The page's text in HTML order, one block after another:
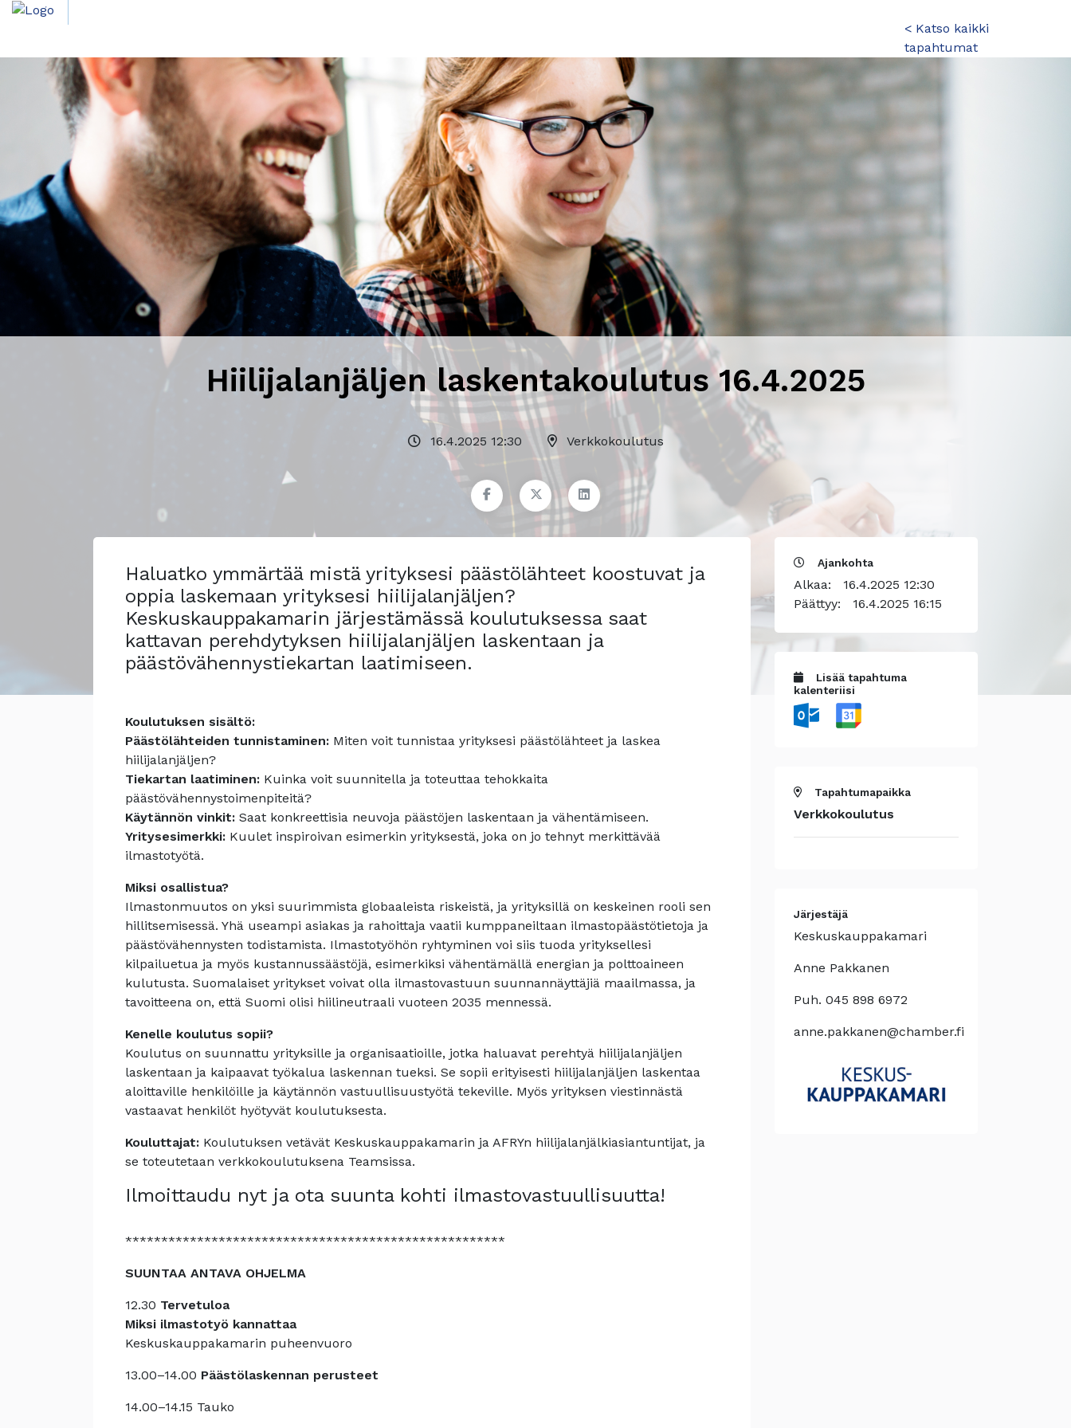
< Katso kaikki
tapahtumat
Hiilijalanjäljen laskentakoulutus 16.4.2025
16.4.2025 12:30 Verkkokoulutus
Haluatko ymmärtää mistä yrityksesi päästölähteet koostuvat ja
oppia laskemaan yrityksesi hiilijalanjäljen?
Keskuskauppakamarin järjestämässä koulutuksessa saat
kattavan perehdytyksen hiilijalanjäljen laskentaan ja
päästövähennystiekartan laatimiseen.
Koulutuksen sisältö:
Päästölähteiden tunnistaminen: Miten voit tunnistaa yrityksesi päästölähteet ja laskea
hiilijalanjäljen?
Tiekartan laatiminen: Kuinka voit suunnitella ja toteuttaa tehokkaita
päästövähennystoimenpiteitä?
Käytännön vinkit: Saat konkreettisia neuvoja päästöjen laskentaan ja vähentämiseen.
Yritysesimerkki: Kuulet inspiroivan esimerkin yrityksestä, joka on jo tehnyt merkittävää
ilmastotyötä.
Miksi osallistua?
Ilmastonmuutos on yksi suurimmista globaaleista riskeistä, ja yrityksillä on keskeinen rooli sen
hillitsemisessä. Yhä useampi asiakas ja rahoittaja vaatii kumppaneiltaan ilmastopäästötietoja ja
päästövähennysten todistamista. Ilmastotyöhön ryhtyminen voi siis tuoda yrityksellesi
kilpailuetua ja myös kustannussäästöjä, esimerkiksi vähentämällä energian ja polttoaineen
kulutusta. Suomalaiset yritykset voivat olla ilmastovastuun suunnannäyttäjiä maailmassa, ja
tavoitteena on, että Suomi olisi hiilineutraali vuoteen 2035 mennessä.
Kenelle koulutus sopii?
Koulutus on suunnattu yrityksille ja organisaatioille, jotka haluavat perehtyä hiilijalanjäljen
laskentaan ja kaipaavat työkalua laskennan tueksi. Se sopii erityisesti hiilijalanjäljen laskentaa
aloittaville henkilöille ja käytännön vastuullisuustyötä tekeville. Myös yrityksen viestinnästä
vastaavat henkilöt hyötyvät koulutuksesta.
Kouluttajat: Koulutuksen vetävät Keskuskauppakamarin ja AFRYn hiilijalanjälkiasiantuntijat, ja
se toteutetaan verkkokoulutuksena Teamsissa.
Ilmoittaudu nyt ja ota suunta kohti ilmastovastuullisuutta!
*****************************************************
SUUNTAA ANTAVA OHJELMA
12.30 Tervetuloa
Miksi ilmastotyö kannattaa
Keskuskauppakamarin puheenvuoro
13.00–14.00 Päästölaskennan perusteet
14.00–14.15 Tauko
Ajankohta
Alkaa: 16.4.2025 12:30
Päättyy: 16.4.2025 16:15
Lisää tapahtuma
kalenteriisi
Tapahtumapaikka
Verkkokoulutus
Järjestäjä
Keskuskauppakamari
Anne Pakkanen
Puh. 045 898 6972
anne.pakkanen@chamber.fi